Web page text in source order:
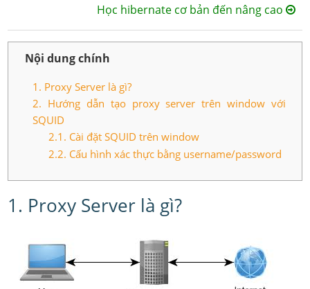
Học hibernate cơ bản đến nâng cao
Nội dung chính
1. Proxy Server là gì?
2. Hướng dẫn tạo proxy server trên window với
SQUID
2.1. Cài đặt SQUID trên window
2.2. Cấu hình xác thực bằng username/password
1. Proxy Server là gì?